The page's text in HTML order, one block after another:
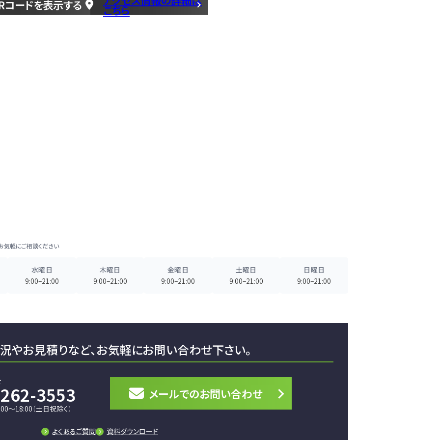
コードを表示する こちら
軽にご相談ください
水曜日
9:00–21:00
木曜日
9:00–21:00
金曜日
9:00–21:00
土曜日
9:00–21:00
日曜日
9:00–21:00
やお見積りなど、お気軽にお問い合わせ下さい。
3553
～18:00（土日祝除く）
メールでのお問い合わせ
よくあるご質問 資料ダウンロード